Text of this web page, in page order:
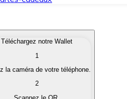
qui vous intéressent
en monnaie fiduciaire
Téléchargez notre Wallet
1
la caméra de votre téléphone.
2